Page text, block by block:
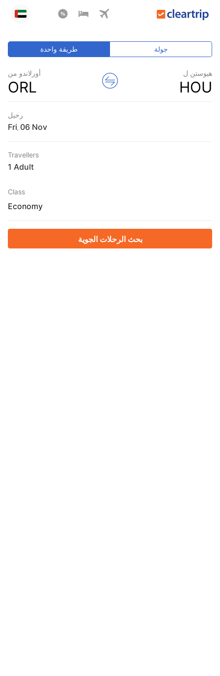
طريقة واحدة جولة
أورلاندو من
ORL
هيوستن ل
HOU
رحيل
Fri
Travellers
1 Adult
Class
Economy